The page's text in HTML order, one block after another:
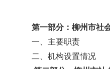
第一部分：柳州市社
一、主要职责
二、机构设置情况